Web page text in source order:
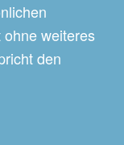
weiteres
den